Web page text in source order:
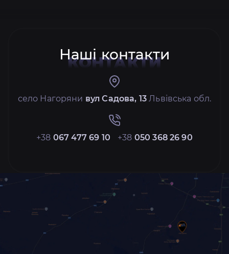
Наші контакти
КОНТАКТИ
село Нагоряни вул Садова, 13 Львівська обл.
+38 067 477 69 10 +38 050 368 26 90